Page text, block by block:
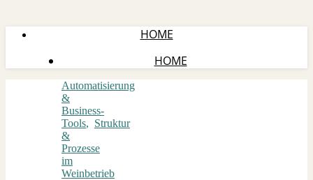
HOME
HOME
Automatisierung
&
Business-
Tools, Struktur
&
Prozesse
im
Weinbetrieb